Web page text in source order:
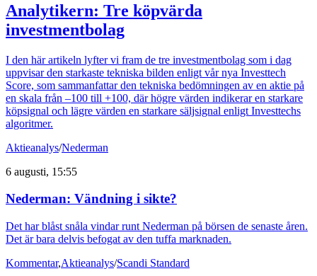
Analytikern: Tre köpvärda
investmentbolag
I den här artikeln lyfter vi fram de tre investmentbolag som i dag
uppvisar den starkaste tekniska bilden enligt vår nya Investtech
Score, som sammanfattar den tekniska bedömningen av en aktie på
en skala från –100 till +100, där högre värden indikerar en starkare
köpsignal och lägre värden en starkare säljsignal enligt Investtechs
algoritmer.
Aktieanalys/Nederman
6 augusti, 15:55
Nederman: Vändning i sikte?
Det har blåst snåla vindar runt Nederman på börsen de senaste åren.
Det är bara delvis befogat av den tuffa marknaden.
Kommentar,Aktieanalys/Scandi Standard